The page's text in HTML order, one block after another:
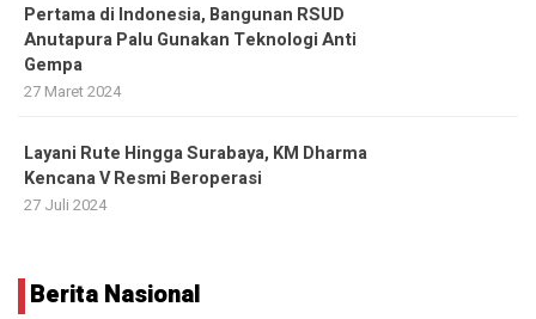
Pertama di Indonesia, Bangunan RSUD
Anutapura Palu Gunakan Teknologi Anti
Gempa
27 Maret 2024
Layani Rute Hingga Surabaya, KM Dharma
Kencana V Resmi Beroperasi
27 Juli 2024
Berita Nasional